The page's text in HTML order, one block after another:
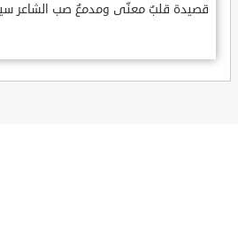
قصيدة قلبٌ معنّى ومدمعٌ صب الشاعر